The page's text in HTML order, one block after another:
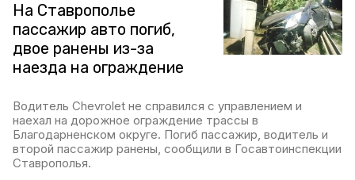
На Ставрополье
пассажир авто погиб,
двое ранены из-за
наезда на ограждение
Водитель Chevrolet не справился с управлением и
наехал на дорожное ограждение трассы в
Благодарненском округе. Погиб пассажир, водитель и
второй пассажир ранены, сообщили в Госавтоинспекции
Ставрополья.